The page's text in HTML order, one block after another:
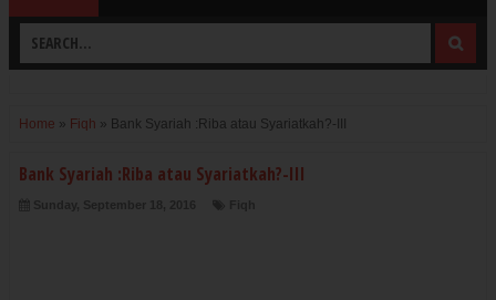
Home » Fiqh » Bank Syariah :Riba atau Syariatkah?-III
Bank Syariah :Riba atau Syariatkah?-III